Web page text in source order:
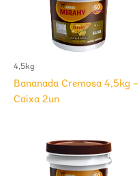
4,5kg
Bananada Cremosa 4,5kg –
Caixa 2un